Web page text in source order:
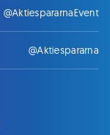
@AktiespararnaEvent
@Aktiespararna